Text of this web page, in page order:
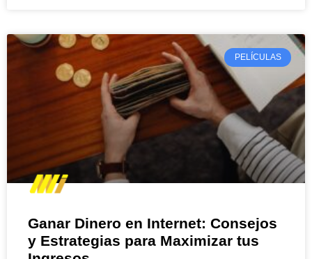
PELÍCULAS
Ganar Dinero en Internet: Consejos
y Estrategias para Maximizar tus